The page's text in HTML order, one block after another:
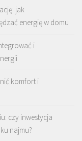
jak
energię w domu
i
komfort i
czy inwestycja
najmu?